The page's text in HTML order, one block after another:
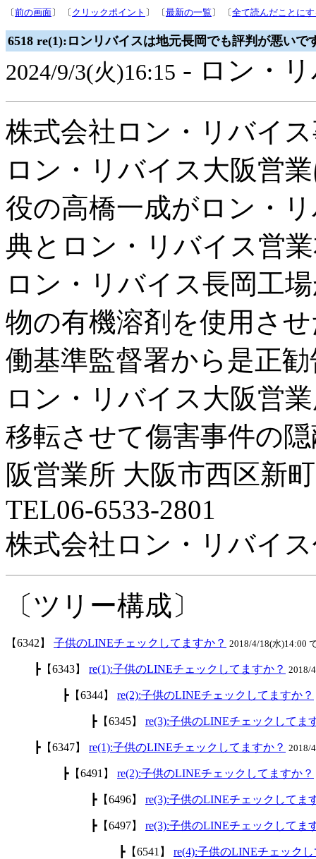
〔前の画面〕 〔 クリックポイント 〕 〔最新の一覧 〕 〔全て読んだことに
6518 re(1):ロンリバイスは地元長岡でも評判が悪いで
2024/9/3(火)16:15 - ロン・
株式会社ロン・リバイ
ロン・リバイス大阪営
役の高橋一成がロン・
典とロン・リバイス営
ロン・リバイス長岡工
物の有機溶剤を使用さ
働基準監督署から是正
ロン・リバイス大阪営
移転させて傷害事件の
阪営業所 大阪市西区新
TEL06-6533-2801
株式会社ロン・リバイ
〔ツリー構成〕
【6342】 子供のLINEチェックしてますか？ 2018/4/18(水)14:00
┣【6343】 re(1):子供のLINEチェックしてますか？ 2018/
┣【6344】 re(2):子供のLINEチェックしてますか？
┣【6345】 re(3):子供のLINEチェックしてま
┣【6347】 re(1):子供のLINEチェックしてますか？ 2018/
┣【6491】 re(2):子供のLINEチェックしてますか？
┣【6496】 re(3):子供のLINEチェックしてま
┣【6497】 re(3):子供のLINEチェックしてま
┣【6541】 re(4):子供のLINEチェック